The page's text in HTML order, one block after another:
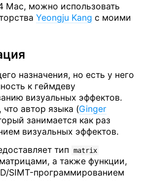
Mac, можно использовать
Yeongju Kang с моими
назначения, но есть у него
к геймдеву
визуальных эффектов.
автор языка (Ginger
занимается как раз
визуальных эффектов.
тип
matrix
а также функции,
SIMT-программированием